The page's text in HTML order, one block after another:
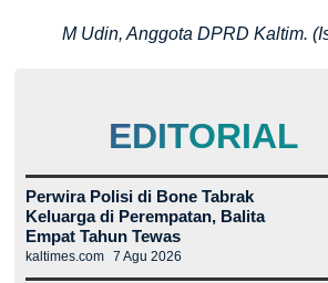
M Udin, Anggota DPRD Kaltim.
EDITORIAL
Perwira Polisi di Bone Tabrak
Keluarga di Perempatan, Balita
Empat Tahun Tewas
kaltimes.com 7 Agu 2026